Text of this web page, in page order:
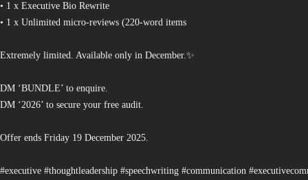
• 1 x Executive Bio Rewrite
• 1 x Unlimited micro-reviews (220-word items
Extremely limited. Available only in December.✨
DM ‘BUNDLE’ to enquire.
DM ‘2026’ to secure your free audit.
Offer ends Friday 19 December 2025.
#executive #thoughtleadership #speechwriting #communication